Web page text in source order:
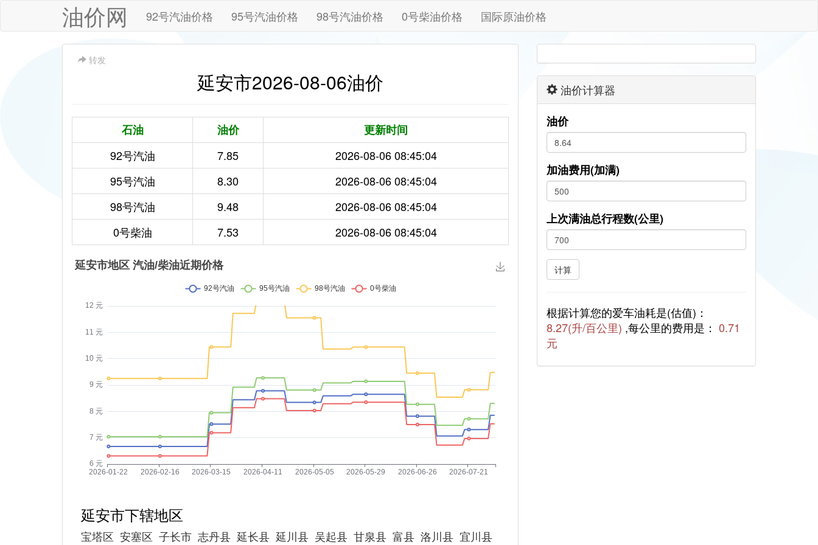
油价网 92号汽油价格 95号汽油价格 98号汽油价格 0号柴油价格 国际原油价格
转发
延安市2026-08-06油价
石油 油价
更新时间
92号汽油
7.85
2026-08-06 08:45:04
95号汽油
8.30
2026-08-06 08:45:04
98号汽油
9.48
2026-08-06 08:45:04
0号柴油
7.53 2026-08-06 08:45:04
延安市下辖地区
宝塔区 安塞区 子长市 志丹县 延长县 延川县 吴起县 甘泉县 富县 洛川县 宜川县
油价计算器
油价
加油费用(加满)
上次满油总行程数(公里)
计算
根据计算您的爱车油耗是(估值)：
8.27(升/百公里) ,每公里的费用是： 0.71
元